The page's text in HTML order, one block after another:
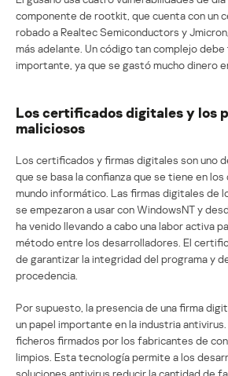
componente de rootkit, que cuenta con un
robado a Realtec Semiconductors y
más adelante. Un código tan complejo
importante, ya que se gastó mucho dinero
Los certificados digitales y los
maliciosos
Los certificados y firmas digitales son uno
que se basa la confianza que se tiene en
mundo informático. Las firmas digitales de
se empezaron a usar con WindowsNT y
ha venido llevando a cabo una labor activa
método entre los desarrolladores. El
de garantizar la integridad del programa y
procedencia.
Por supuesto, la presencia de una firma
un papel importante en la industria
ficheros firmados por los fabricantes de
limpios. Esta tecnología permite a los
soluciones antivirus reducir la cantidad de